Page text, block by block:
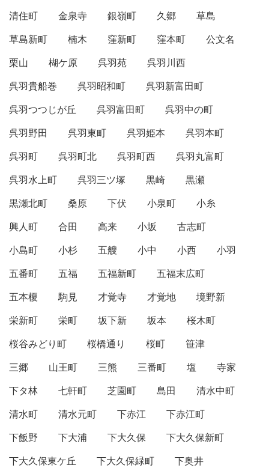
清住町
金泉寺 銀嶺町 久郷
草島
草島新町
楠木 窪新町 窪本町
公文名
栗山
楜ケ原 呉羽苑
呉羽川西
呉羽貴船巻
呉羽昭和町
呉羽新富田町
呉羽つつじが丘
呉羽富田町
呉羽中の町
呉羽野田
呉羽東町 呉羽姫本
呉羽本町
呉羽町
呉羽町北 呉羽町西
呉羽丸富町
呉羽水上町
呉羽三ツ塚 黒崎
黒瀬
黒瀬北町
桑原 下伏 小泉町
小糸
興人町
合田 高来 小坂
古志町
小島町
小杉 五艘 小中 小西
小羽
五番町
五福 五福新町
五福末広町
五本榎
駒見 才覚寺 才覚地
境野新
栄新町
栄町 坂下新 坂本
桜木町
桜谷みどり町
桜橋通り 桜町
笹津
三郷
山王町 三熊 三番町 塩
寺家
下タ林
七軒町 芝園町 島田
清水中町
清水町
清水元町 下赤江
下赤江町
下飯野
下大浦 下大久保
下大久保新町
下大久保東ケ丘
下大久保緑町
下奥井